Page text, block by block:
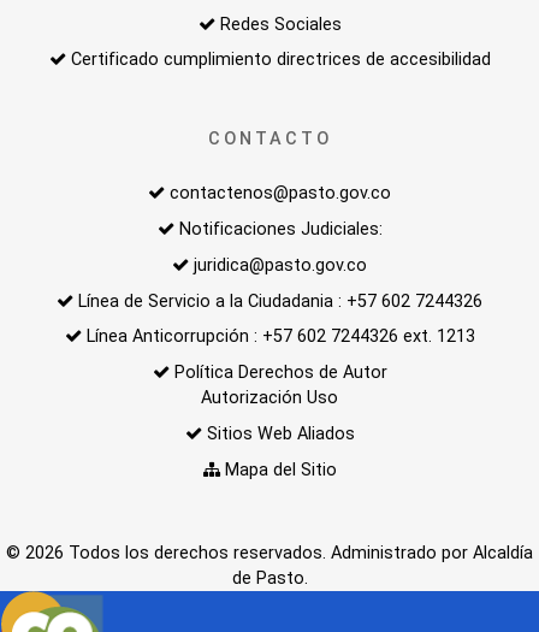
Redes Sociales
Certificado cumplimiento directrices de accesibilidad
CONTACTO
contactenos@pasto.gov.co
Notificaciones Judiciales:
juridica@pasto.gov.co
Línea de Servicio a la Ciudadania : +57 602 7244326
Línea Anticorrupción : +57 602 7244326 ext. 1213
Política Derechos de Autor
Autorización Uso
Sitios Web Aliados
Mapa del Sitio
© 2026 Todos los derechos reservados. Administrado por Alcaldía
de Pasto.